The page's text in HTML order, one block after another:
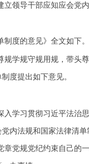
领导干部应知应会党
度的意见》全文如下。
学规守规用规，带头
度提出如下意见。
学习贯彻习近平法治
内法规和国家法律清
党规党纪约束自己的